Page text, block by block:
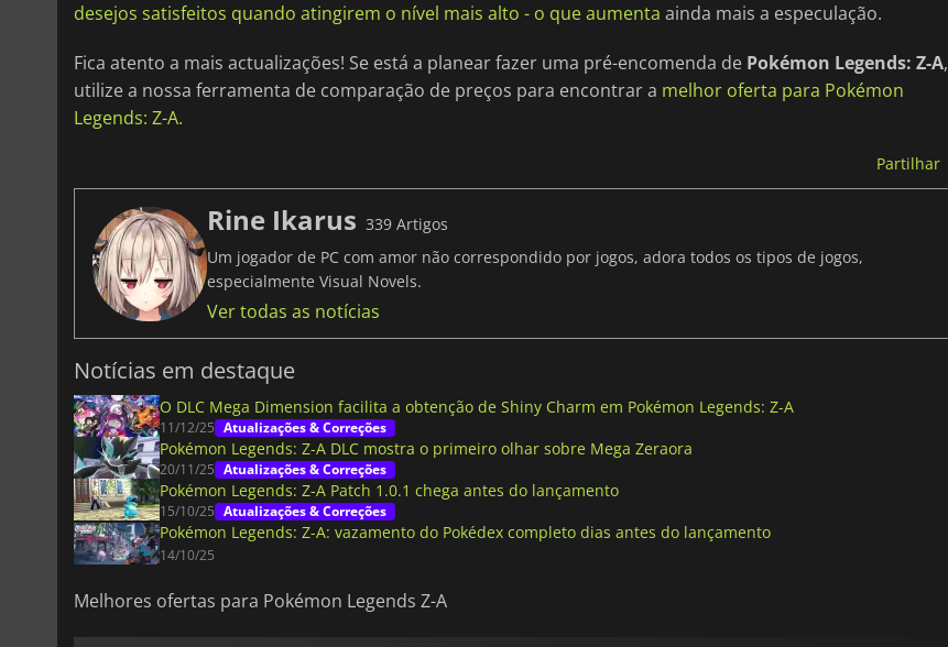
desejos satisfeitos quando atingirem o nível mais alto - o que aumenta ainda mais a especulação.
Fica atento a mais actualizações! Se está a planear fazer uma pré-encomenda de Pokémon Legends: Z-A,
utilize a nossa ferramenta de comparação de preços para encontrar a melhor oferta para Pokémon
Legends: Z-A.
Partilhar
Rine Ikarus 339 Artigos
Um jogador de PC com amor não correspondido por jogos, adora todos os tipos de jogos,
especialmente Visual Novels.
Ver todas as notícias
Notícias em destaque
O DLC Mega Dimension facilita a obtenção de Shiny Charm em Pokémon Legends: Z-A
11/12/25 Atualizações & Correções
Pokémon Legends: Z-A DLC mostra o primeiro olhar sobre Mega Zeraora
20/11/25 Atualizações & Correções
Pokémon Legends: Z-A Patch 1.0.1 chega antes do lançamento
15/10/25 Atualizações & Correções
Pokémon Legends: Z-A: vazamento do Pokédex completo dias antes do lançamento
14/10/25
Melhores ofertas para Pokémon Legends Z-A